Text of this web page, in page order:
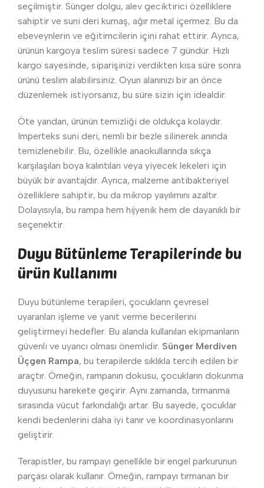
seçilmiştir. Sünger dolgu, alev geciktirici özelliklere
sahiptir ve suni deri kumaş, ağır metal içermez. Bu da
ebeveynlerin ve eğitimcilerin içini rahat ettirir. Ayrıca,
ürünün kargoya teslim süresi sadece 7 gündür. Hızlı
kargo sayesinde, siparişinizi verdikten kısa süre sonra
ürünü teslim alabilirsiniz. Oyun alanınızı bir an önce
düzenlemek istiyorsanız, bu süre sizin için idealdir.
Öte yandan, ürünün temizliği de oldukça kolaydır.
Imperteks suni deri, nemli bir bezle silinerek anında
temizlenebilir. Bu, özellikle anaokullarında sıkça
karşılaşılan boya kalıntıları veya yiyecek lekeleri için
büyük bir avantajdır. Ayrıca, malzeme antibakteriyel
özelliklere sahiptir, bu da mikrop yayılımını azaltır.
Dolayısıyla, bu rampa hem hijyenik hem de dayanıklı bir
seçenektir.
Duyu Bütünleme Terapilerinde bu
ürün Kullanımı
Duyu bütünleme terapileri, çocukların çevresel
uyaranları işleme ve yanıt verme becerilerini
geliştirmeyi hedefler. Bu alanda kullanılan ekipmanların
güvenli ve uyarıcı olması önemlidir. Sünger Merdiven
Üçgen Rampa, bu terapilerde sıklıkla tercih edilen bir
araçtır. Örneğin, rampanın dokusu, çocukların dokunma
duyusunu harekete geçirir. Aynı zamanda, tırmanma
sırasında vücut farkındalığı artar. Bu sayede, çocuklar
kendi bedenlerini daha iyi tanır ve koordinasyonlarını
geliştirir.
Terapistler, bu rampayı genellikle bir engel parkurunun
parçası olarak kullanır. Örneğin, rampayı tırmanan bir